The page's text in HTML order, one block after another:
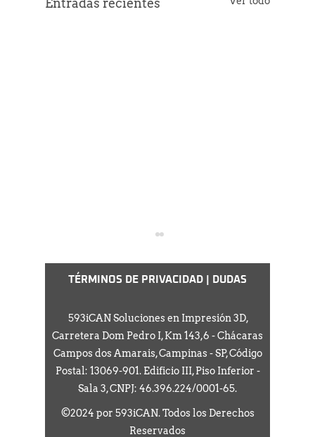
Entradas recientes
Destacado científico en
el Congreso de la
SBPMat/B-MRS 2025!
TÉRMINOS DE PRIVACIDAD DUDAS
593iCAN Soluciones en Impresión 3D,
Carretera Dom Pedro I, Km 143,6 - Chácaras
Campos dos Amarais, Campinas - SP, Código
Postal: 13069-901. Edificio III, Piso Inferior -
Sala 3, CNPJ: 46.396.224/0001-65.
©2024 por 593iCAN. Todos los Derechos
Reservados